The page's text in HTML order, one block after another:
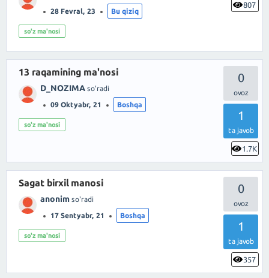
807
28 Fevral, 23 Bu qiziq
so'z ma'nosi
0
1
ta javob
1.7K
13 raqamining ma'nosi
D_NOZIMA so'radi
09 Oktyabr, 21 Boshqa
so'z ma'nosi
0
1
ta javob
357
Sagat birxil manosi
anonim so'radi
17 Sentyabr, 21 Boshqa
so'z ma'nosi